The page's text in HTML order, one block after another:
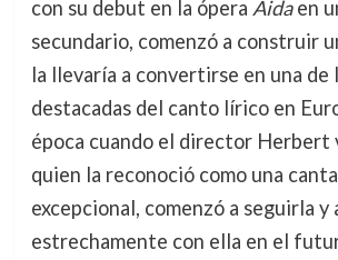
con su debut en la ópera Aidaen
secundario, comenzó a construir
la llevaría a convertirse en una de
destacadas del canto lírico en
época cuando el director Herbert
quien la reconoció como una
excepcional, comenzó a seguirla y
estrechamente con ella en el